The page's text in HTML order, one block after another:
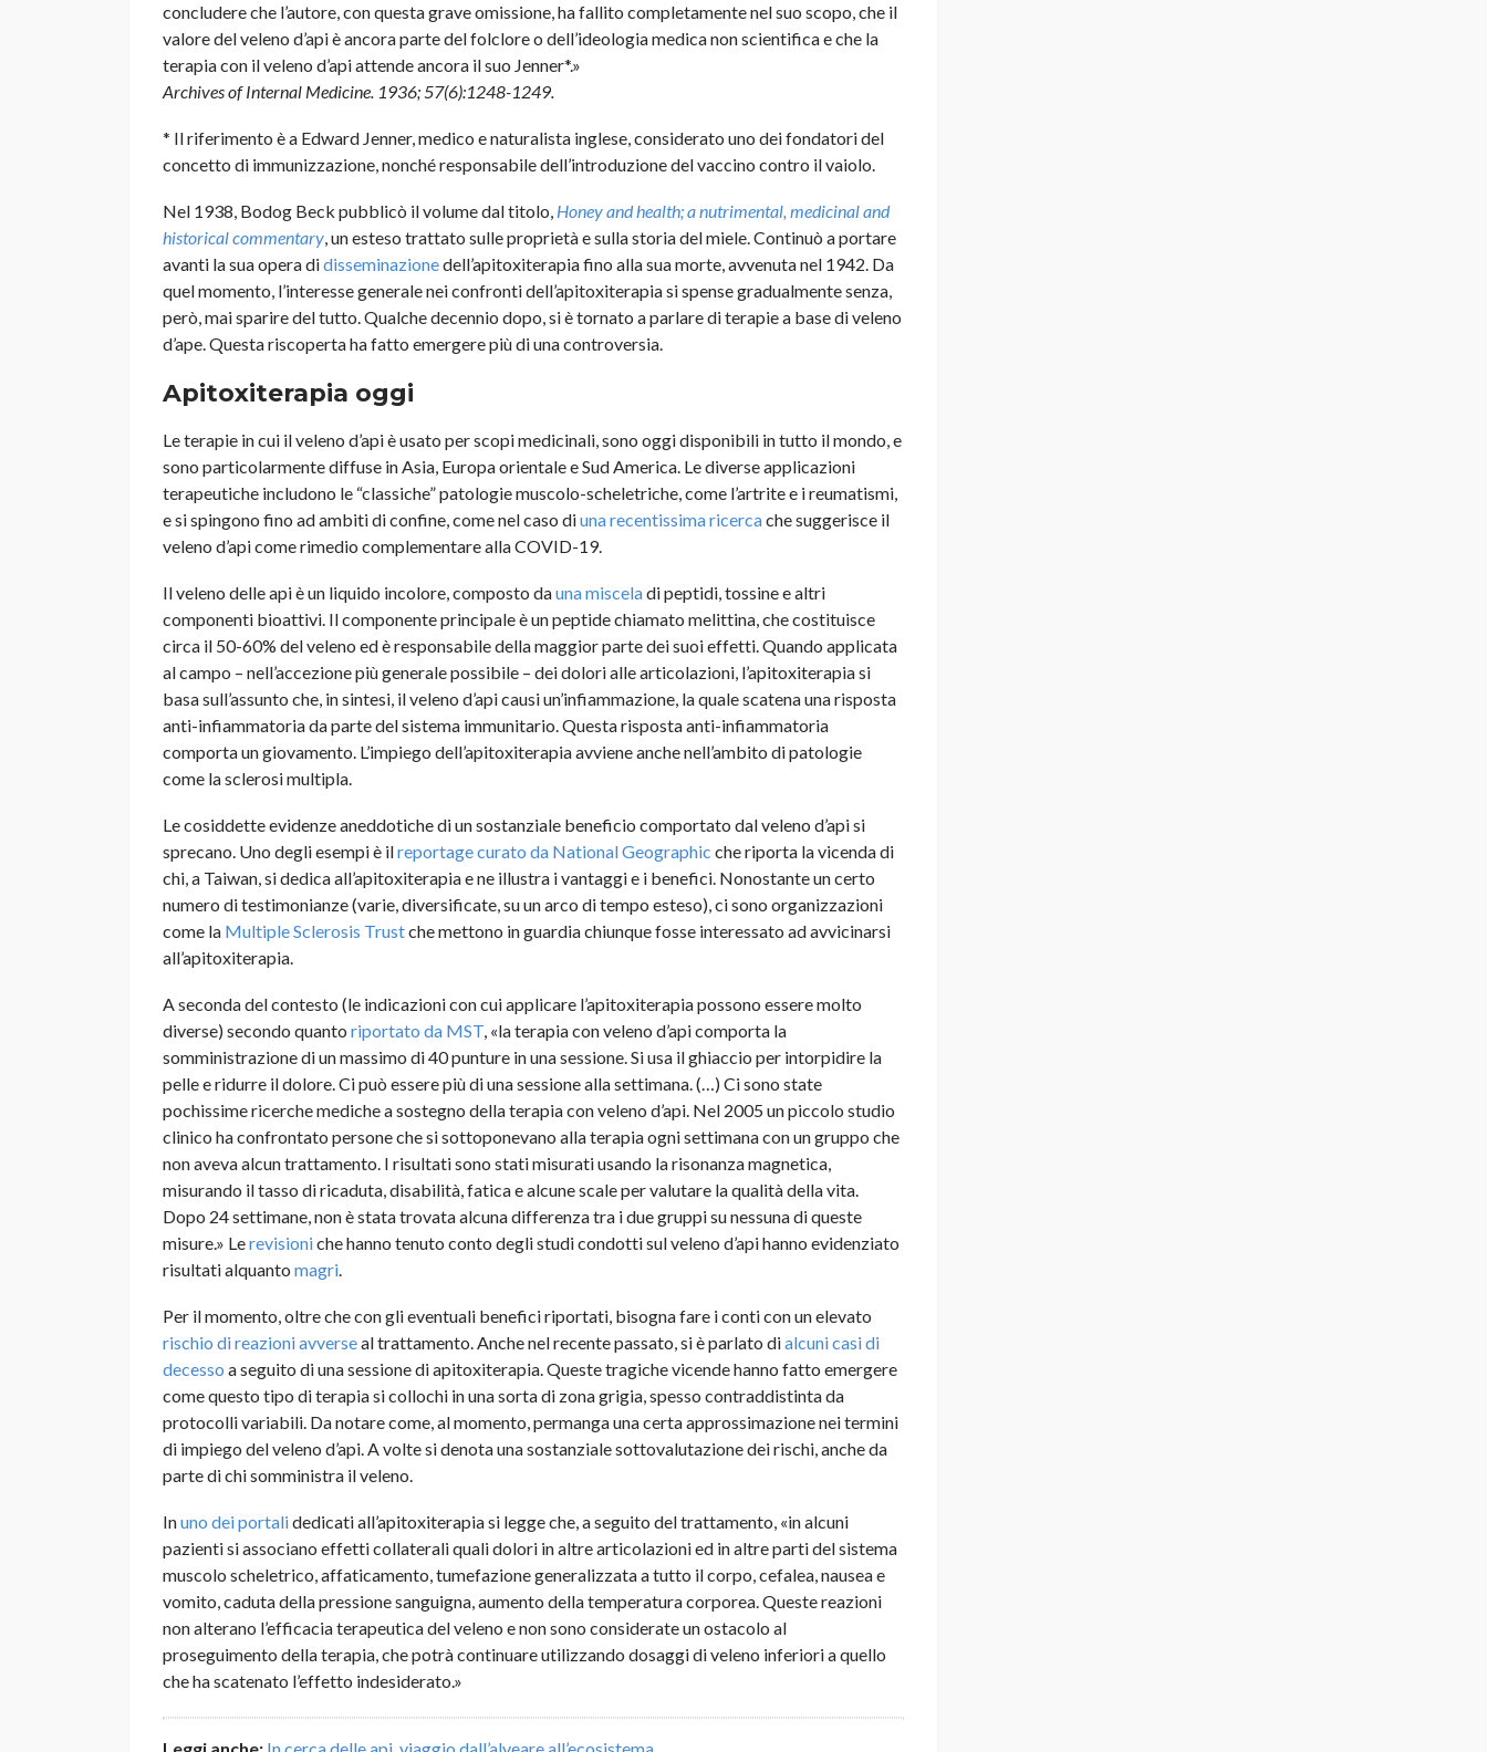
concludere che l’autore, con questa grave omissione, ha fallito completamente nel suo scopo, che il
valore del veleno d’api è ancora parte del folclore o dell’ideologia medica non scientifica e che la
terapia con il veleno d’api attende ancora il suo Jenner*.»
Archives of Internal Medicine. 1936; 57(6):1248-1249.
* Il riferimento è a Edward Jenner, medico e naturalista inglese, considerato uno dei fondatori del
concetto di immunizzazione, nonché responsabile dell’introduzione del vaccino contro il vaiolo.
Nel 1938, Bodog Beck pubblicò il volume dal titolo, Honey and health; a nutrimental, medicinal and
historical commentary, un esteso trattato sulle proprietà e sulla storia del miele. Continuò a portare
avanti la sua opera didisseminazionedell’apitoxiterapia fino alla sua morte, avvenuta nel 1942. Da
quel momento, l’interesse generale nei confronti dell’apitoxiterapia si spense gradualmente senza,
però, mai sparire del tutto. Qualche decennio dopo, si è tornato a parlare di terapie a base di veleno
d’ape. Questa riscoperta ha fatto emergere più di una controversia.
Apitoxiterapia oggi
Le terapie in cui il veleno d’api è usato per scopi medicinali, sono oggi disponibili in tutto il mondo, e
sono particolarmente diffuse in Asia, Europa orientale e Sud America. Le diverse applicazioni
terapeutiche includono le “classiche” patologie muscolo-scheletriche, come l’artrite e i reumatismi,
e si spingono fino ad ambiti di confine, come nel caso diuna recentissima ricercache suggerisce il
veleno d’api come rimedio complementare alla COVID-19.
Il veleno delle api è un liquido incolore, composto dauna misceladi peptidi, tossine e altri
componenti bioattivi. Il componente principale è un peptide chiamato melittina, che costituisce
circa il 50-60% del veleno ed è responsabile della maggior parte dei suoi effetti.Quando applicata
al campo – nell’accezione più generale possibile – dei dolori alle articolazioni, l’apitoxiterapia si
basa sull’assunto che, in sintesi, il veleno d’api causi un’infiammazione, la quale scatena una risposta
anti-infiammatoria da parte del sistema immunitario. Questa risposta anti-infiammatoria
comporta un giovamento. L’impiego dell’apitoxiterapia avviene anche nell’ambito di patologie
come la sclerosi multipla.
Le cosiddette evidenze aneddotiche di un sostanziale beneficio comportato dal veleno d’api si
sprecano. Uno degli esempi è ilreportage curato da National Geographic che riporta la vicenda di
chi, a Taiwan, si dedica all’apitoxiterapia e ne illustra i vantaggi e i benefici. Nonostante un certo
numero di testimonianze (varie, diversificate, su un arco di tempo esteso), ci sono organizzazioni
come la Multiple Sclerosis Trustche mettono in guardia chiunque fosse interessato ad avvicinarsi
all’apitoxiterapia.
A seconda del contesto (le indicazioni con cui applicare l’apitoxiterapia possono essere molto
diverse) secondo quanto riportato da MST, «la terapia con veleno d’api comporta la
somministrazione di un massimo di 40 punture in una sessione. Si usa il ghiaccio per intorpidire la
pelle e ridurre il dolore. Ci può essere più di una sessione alla settimana. (…) Ci sono state
pochissime ricerche mediche a sostegno della terapia con veleno d’api. Nel 2005 un piccolo studio
clinico ha confrontato persone che si sottoponevano alla terapia ogni settimana con un gruppo che
non aveva alcun trattamento. I risultati sono stati misurati usando la risonanza magnetica,
misurando il tasso di ricaduta, disabilità, fatica e alcune scale per valutare la qualità della vita.
Dopo 24 settimane, non è stata trovata alcuna differenza tra i due gruppi su nessuna di queste
misure.» Lerevisioniche hanno tenuto conto degli studi condotti sul veleno d’api hanno evidenziato
risultati alquanto magri.
Per il momento, oltre che con gli eventuali benefici riportati, bisogna fare i conti con un elevato
rischio di reazioni avverseal trattamento. Anche nel recente passato, si è parlato dialcunicasi di
decesso a seguito di una sessione di apitoxiterapia. Queste tragiche vicende hanno fatto emergere
come questo tipo di terapia si collochi in una sorta di zona grigia, spesso contraddistinta da
protocolli variabili. Da notare come, al momento, permanga una certa approssimazione nei termini
di impiego del veleno d’api. A volte si denota una sostanziale sottovalutazione dei rischi, anche da
parte di chi somministra il veleno.
Inuno dei portalidedicati all’apitoxiterapia si legge che, a seguito del trattamento, «in alcuni
pazienti si associano effetti collaterali quali dolori in altre articolazioni ed in altre parti del sistema
muscolo scheletrico, affaticamento, tumefazione generalizzata a tutto il corpo, cefalea, nausea e
vomito, caduta della pressione sanguigna, aumento della temperatura corporea. Queste reazioni
non alterano l’efficacia terapeutica del veleno e non sono considerate un ostacolo al
proseguimento della terapia, che potrà continuare utilizzando dosaggi di veleno inferiori a quello
che ha scatenato l’effetto indesiderato.»